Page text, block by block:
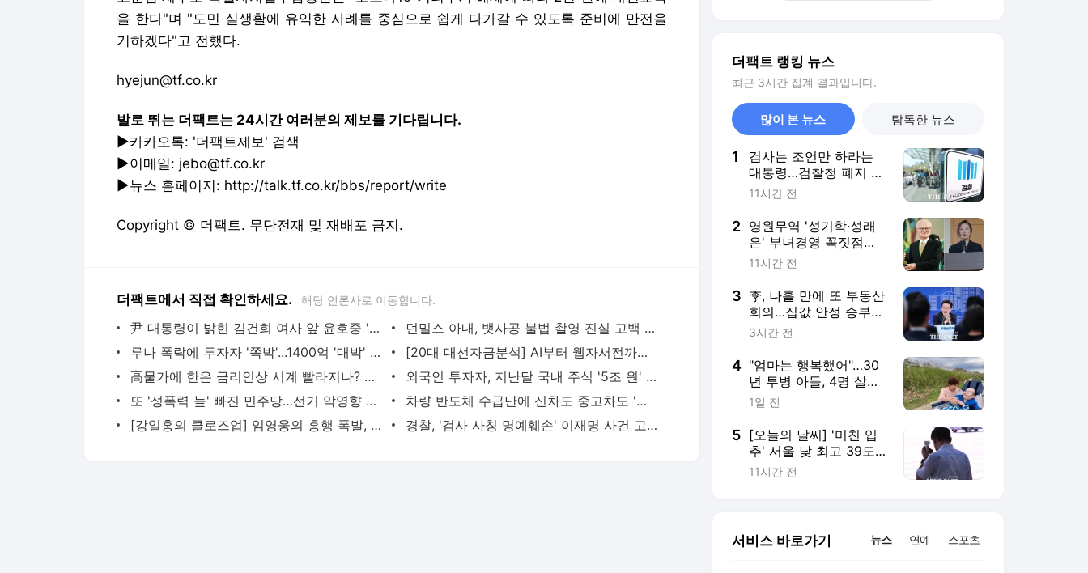
을 한다"며 "도민 실생활에 유익한 사례를 중심으로 쉽게 다가갈 수 있도록 준비에 만전을
기하겠다"고 전했다.
hyejun@tf.co.kr
발로 뛰는 더팩트는 24시간 여러분의 제보를 기다립니다.
▶카카오톡: '더팩트제보' 검색
▶이메일: jebo@tf.co.kr
▶뉴스 홈페이지: http://talk.tf.co.kr/bbs/report/write
Copyright © 더팩트. 무단전재 및 재배포 금지.
더팩트에서 직접 확인하세요. 해당 언론사로 이동합니다.
尹 대통령이 밝힌 김건희 여사 앞 윤호중 '파안대소' 이유
던밀스 아내, 뱃사공 불법 촬영 진실 고백 "피해자는 사실 나"(종합)
루나 폭락에 투자자 '쪽박'...1400억 '대박' 두나무 곤혹
[20대 대선자금분석] AI부터 웹자서전까지…치열한 '홍보전' 비용은?
高물가에 한은 금리인상 시계 빨라지나? 불안한 영끌족
외국인 투자자, 지난달 국내 주식 '5조 원' 팔았다
또 '성폭력 늪' 빠진 민주당…선거 악영향 불가피
차량 반도체 수급난에 신차도 중고차도 '귀한 몸'…안정화 언제쯤
[강일홍의 클로즈업] 임영웅의 흥행 폭발, 이유 있는 '공연 대세'
경찰, '검사 사칭 명예훼손' 이재명 사건 고발인 조사
더팩트 랭킹 뉴스
최근 3시간 집계 결과입니다.
많이 본 뉴스 탐독한 뉴스
1
검사는 조언만 하라는
대통령…검찰청 폐지 앞
둔 합수본 '딜레마'
11시간 전
2 영원무역 '성기학·성래
은' 부녀경영 꼭짓점
YMSA…3년 새 보수 10
11시간 전
3 李, 나흘 만에 또 부동산
회의…집값 안정 승부처
'공급' 점검
3시간 전
4 "엄마는 행복했어"…30
년 투병 아들, 4명 살리
고 하늘로
1일 전
5 [오늘의 날씨] '미친 입
추' 서울 낮 최고 39도…
폭염 최대 고비
11시간 전
서비스 바로가기 뉴스 연예 스포츠